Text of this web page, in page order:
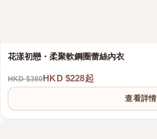
花漾初戀・柔聚軟鋼圈蕾絲內衣
HKD $380HKD $228起
查看詳情
港澳中文